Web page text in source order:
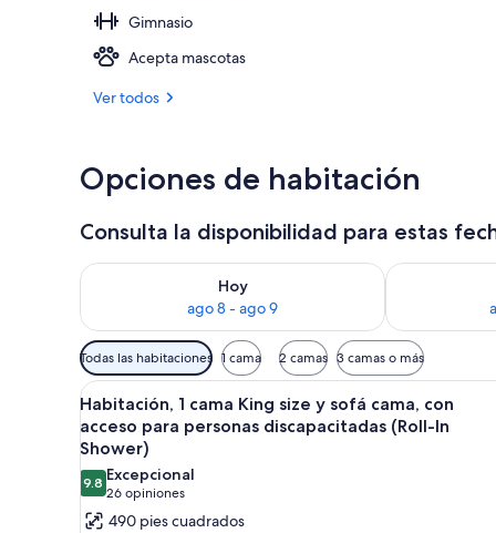
Gimnasio
Acepta mascotas
Ver todos
Opciones de habitación
Consulta la disponibilidad para estas
Hoy
ago 8 - ago 9
Consulta la disponibilidad para hoy ago 8 - ago 9
Consulta la
Filtros
disponibles
para
las
habitaciones
Todas las habitaciones 1 cama 2 camas 3 camas o más
Abrir
todas
las
fotos
de
Habitación,
Una sala de estar moderna
6
Habitación, 1 cama King size y sofá cama, con
acceso para personas discapacitadas (Roll-In
Shower)
9.89.8 de 10
Excepcional
26 opiniones
(26
opiniones)
490 pies cuadrados